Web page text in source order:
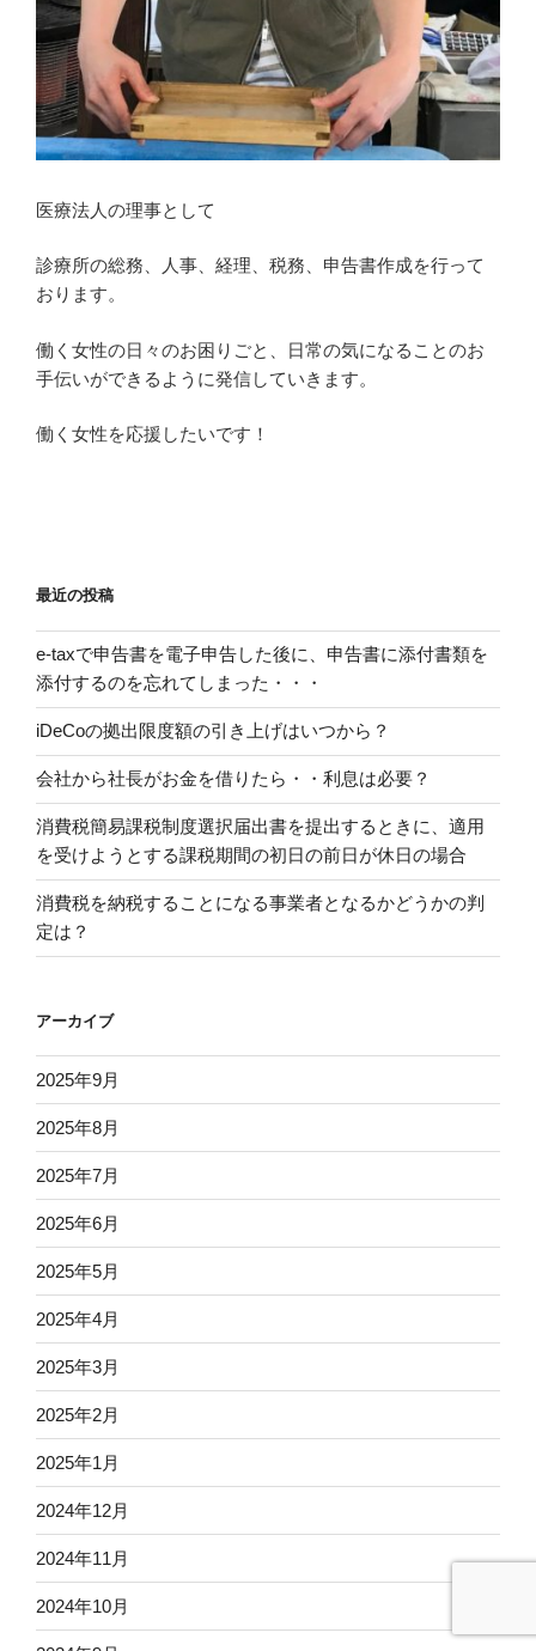
医療法人の理事として
診療所の総務、人事、経理、税務、申告書作成を行って
おります。
働く女性の日々のお困りごと、日常の気になることのお
手伝いができるように発信していきます。
働く女性を応援したいです！
最近の投稿
e-taxで申告書を電子申告した後に、申告書に添付書類を
添付するのを忘れてしまった・・・
iDeCoの拠出限度額の引き上げはいつから？
会社から社長がお金を借りたら・・利息は必要？
消費税簡易課税制度選択届出書を提出するときに、適用
を受けようとする課税期間の初日の前日が休日の場合
消費税を納税することになる事業者となるかどうかの判
定は？
アーカイブ
2025年9月
2025年8月
2025年7月
2025年6月
2025年5月
2025年4月
2025年3月
2025年2月
2025年1月
2024年12月
2024年11月
2024年10月